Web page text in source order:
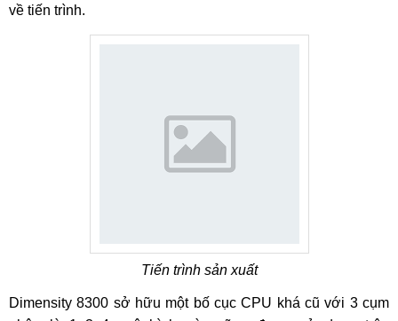
về tiến trình.
Tiến trình sản xuất
Dimensity 8300 sở hữu một bố cục CPU khá cũ với 3 cụm